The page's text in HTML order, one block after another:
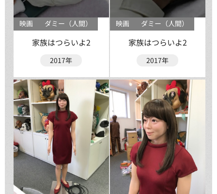
映画 ダミー（人間）
家族はつらいよ2
2017年
映画 ダミー（人間）
家族はつらいよ2
2017年